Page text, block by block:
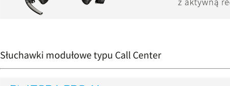
Słuchawki modułowe typu Call Center